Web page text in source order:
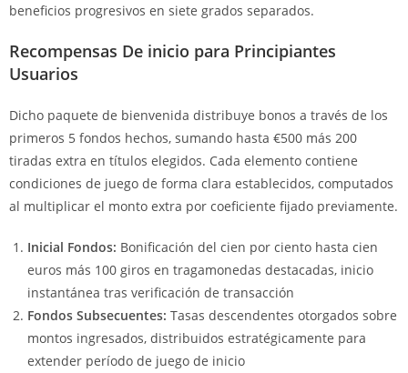
beneficios progresivos en siete grados separados.
Recompensas De inicio para Principiantes
Usuarios
Dicho paquete de bienvenida distribuye bonos a través de los
primeros 5 fondos hechos, sumando hasta €500 más 200
tiradas extra en títulos elegidos. Cada elemento contiene
condiciones de juego de forma clara establecidos, computados
al multiplicar el monto extra por coeficiente fijado previamente.
Inicial Fondos: Bonificación del cien por ciento hasta cien
euros más 100 giros en tragamonedas destacadas, inicio
instantánea tras verificación de transacción
Fondos Subsecuentes: Tasas descendentes otorgados sobre
montos ingresados, distribuidos estratégicamente para
extender período de juego de inicio